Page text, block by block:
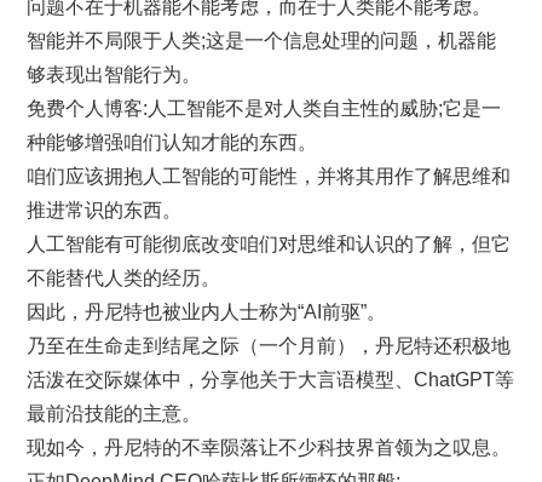
问题不在于机器能不能考虑，而在于人类能不能考虑。
智能并不局限于人类;这是一个信息处理的问题，机器能
够表现出智能行为。
免费个人博客:人工智能不是对人类自主性的威胁;它是一
种能够增强咱们认知才能的东西。
咱们应该拥抱人工智能的可能性，并将其用作了解思维和
推进常识的东西。
人工智能有可能彻底改变咱们对思维和认识的了解，但它
不能替代人类的经历。
因此，丹尼特也被业内人士称为“AI前驱”。
乃至在生命走到结尾之际（一个月前），丹尼特还积极地
活泼在交际媒体中，分享他关于大言语模型、ChatGPT等
最前沿技能的主意。
现如今，丹尼特的不幸陨落让不少科技界首领为之叹息。